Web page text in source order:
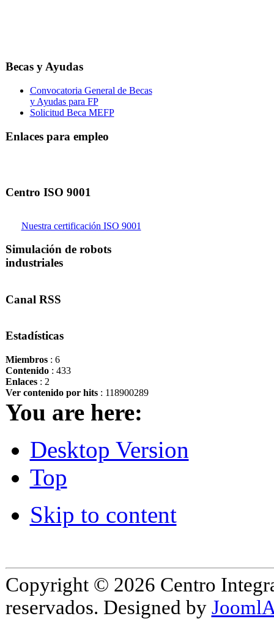
Becas y Ayudas
Convocatoria General de Becas
y Ayudas para FP
Solicitud Beca MEFP
Enlaces para empleo
Centro ISO 9001
Nuestra certificación ISO 9001
Simulación de robots
industriales
Canal RSS
Estadísticas
Miembros: 6
Contenido: 433
Enlaces: 2
Ver contenido por hits: 118900289
You are here:
Desktop Version
Top
Skip to content
Copyright © 2026 Centro
reservados. Designed by